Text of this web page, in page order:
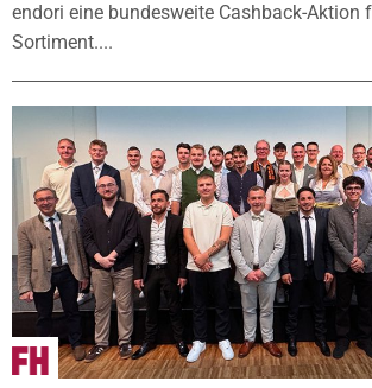
endori eine bundesweite Cashback-Aktion
Sortiment....